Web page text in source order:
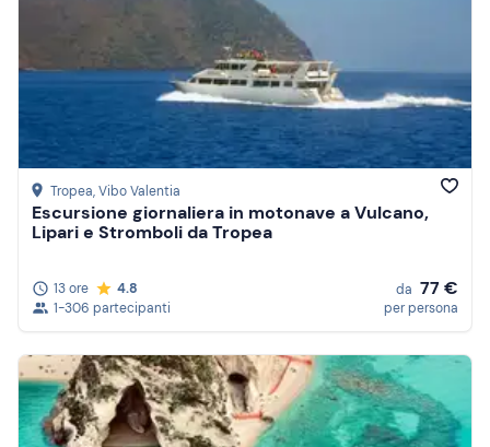
Tropea, Vibo Valentia
Escursione giornaliera in motonave a Vulcano,
Lipari e Stromboli da Tropea
13 ore
4.8
1-306 partecipanti
da 77 €
per persona